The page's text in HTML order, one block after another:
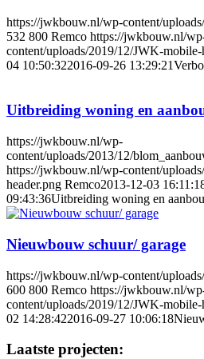
https://jwkbouw.nl/wp-content/
532 800 Remco https://jwkbouw.nl/
content/uploads/2019/12/JWK-mobile-
04 10:50:322016-09-26 13:29:21
Uitbreiding woning en
https://jwkbouw.nl/wp-
content/uploads/2013/12/
https://jwkbouw.nl/wp-content/
header.png Remco2013-12-03
09:43:36Uitbreiding woning en
Nieuwbouw schuur/ garage
https://jwkbouw.nl/wp-content/
600 800 Remco https://jwkbouw.nl/
content/uploads/2019/12/JWK-mobile-
02 14:28:422016-09-27 10:06:18
Laatste projecten: